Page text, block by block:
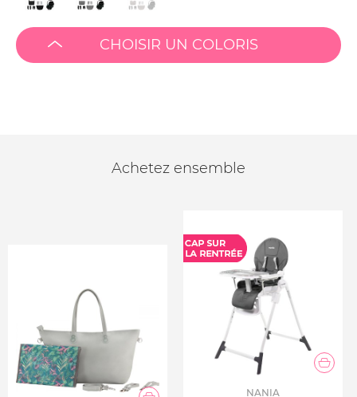
CHOISIR UN COLORIS
Achetez ensemble
NANIA